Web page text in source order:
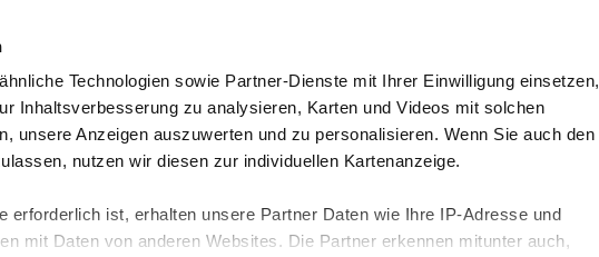
Technologien sowie Partner-Dienste mit Ihrer Einwilligung einsetzen,
Inhaltsverbesserung zu analysieren, Karten und Videos mit solchen
unsere Anzeigen auszuwerten und zu personalisieren. Wenn Sie auch den
nutzen wir diesen zur individuellen Kartenanzeige.
erforderlich ist, erhalten unsere Partner Daten wie Ihre IP-Adresse und
mit Daten von anderen Websites. Die Partner erkennen mitunter auch,
& Angebote Presse & Themen Jobs & Karriere Spenden